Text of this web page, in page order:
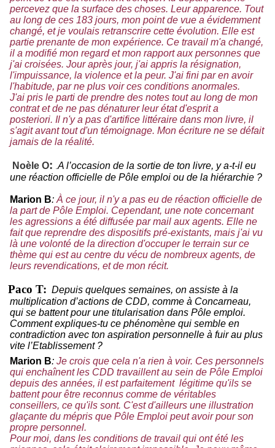
percevez que la surface des choses. Leur apparence. Tout
au long de ces 183 jours, mon point de vue a évidemment
changé, et je voulais retranscrire cette évolution. Elle est
partie prenante de mon expérience. Ce travail m'a changé,
il a modifié mon regard et mon rapport aux personnes que
j'ai croisées. Jour après jour, j'ai appris la résignation,
l'impuissance, la violence et la peur. J'ai fini par en avoir
l'habitude, par ne plus voir ces conditions anormales.
J'ai pris le parti de prendre des notes tout au long de mon
contrat et de ne pas dénaturer leur état d'esprit a
posteriori. Il n'y a pas d'artifice littéraire dans mon livre, il
s'agit avant tout d'un témoignage. Mon écriture ne se défait
jamais de la réalité.
Noèle O: A l’occasion de la sortie de ton livre, y a-t-il eu
une réaction officielle de Pôle emploi ou de la hiérarchie ?
Marion B: À ce jour, il n'y a pas eu de réaction officielle de
la part de Pôle Emploi. Cependant, une note concernant
les agressions a été diffusée par mail aux agents. Elle ne
fait que reprendre des dispositifs pré-existants, mais j'ai vu
là une volonté de la direction d'occuper le terrain sur ce
thème qui est au centre du vécu de nombreux agents, de
leurs revendications, et de mon récit.
Paco T: Depuis quelques semaines, on assiste à la
multiplication d’actions de CDD, comme à Concarneau,
qui se battent pour une titularisation dans Pôle emploi.
Comment expliques-tu ce phénomène qui semble en
contradiction avec ton aspiration personnelle à fuir au plus
vite l’Etablissement ?
Marion B: Je crois que cela n'a rien à voir. Ces personnels
qui enchaînent les CDD travaillent au sein de Pôle Emploi
depuis des années, il est parfaitement légitime qu'ils se
battent pour être reconnus comme de véritables
conseillers, ce qu'ils sont. C'est d'ailleurs une illustration
glaçante du mépris que Pôle Emploi peut avoir pour son
propre personnel.
Pour moi, dans les conditions de travail qui ont été les